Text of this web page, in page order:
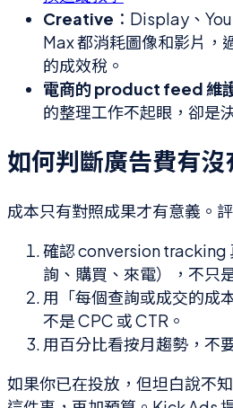
Creative ：Display、
Max 都消耗圖像和影片，
的成效稅。
電商的 product feed 維
的整理工作不起眼，卻是
如何判斷廣告費有沒
成本只有對照成果才有意義。
確認 conversion tracking
詢、購買、來電），不只
用「每個查詢或成交的成
不是 CPC 或 CTR。
用百分比看按月趨勢，不
如果你已在投放，但坦白說不